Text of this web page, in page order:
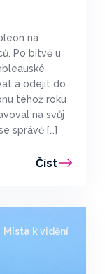
na
Po bitvě u
a odejít do
téhož roku
na svůj
správě […]
Číst
Místa k vidění